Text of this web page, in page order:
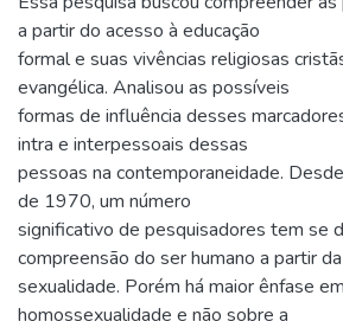
a partir do acesso à educação
formal e suas vivências religiosas
evangélica. Analisou as possíveis
formas de influência desses
intra e interpessoais dessas
pessoas na contemporaneidade.
de 1970, um número
significativo de pesquisadores tem se
compreensão do ser humano a partir da
sexualidade. Porém há maior ênfase
homossexualidade e não sobre a